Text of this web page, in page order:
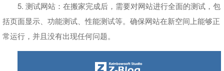
5. 测试网站：在搬家完成后，需要对网站进行全面的测试，包
括页面显示、功能测试、性能测试等。确保网站在新空间上能够正
常运行，并且没有出现任何问题。